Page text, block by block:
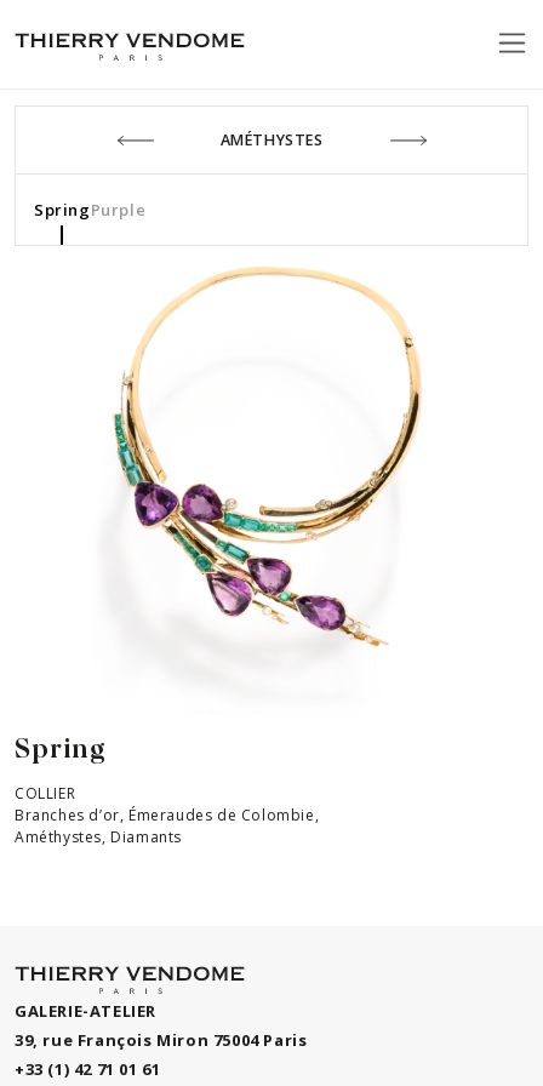
AMÉTHYSTES
SpringPurple
Spring
COLLIER
Branches d’or, Émeraudes de Colombie,
Améthystes, Diamants
GALERIE-ATELIER
39, rue François Miron 75004 Paris
+33 (1) 42 71 01 61